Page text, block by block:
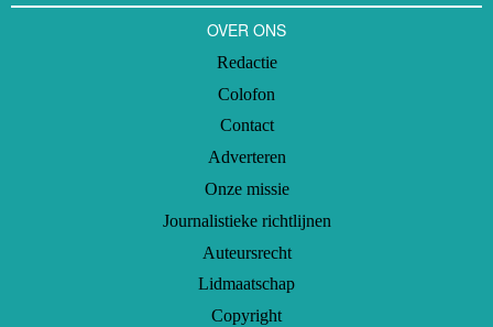
OVER ONS
Redactie
Colofon
Contact
Adverteren
Onze missie
Journalistieke richtlijnen
Auteursrecht
Lidmaatschap
Copyright